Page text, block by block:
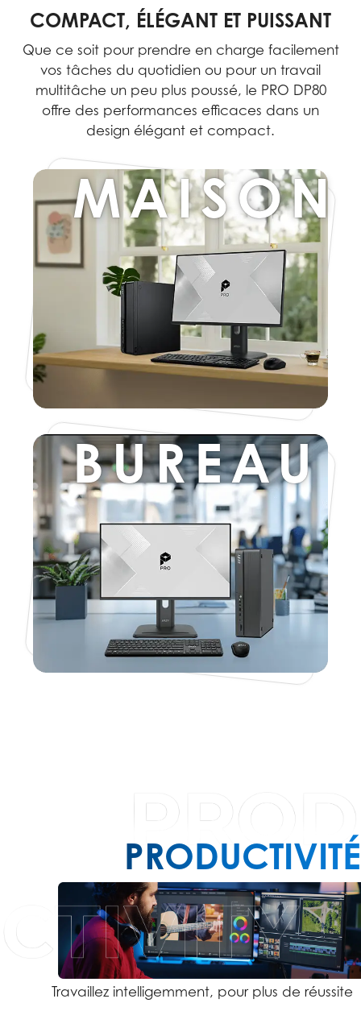
COMPACT, ÉLÉGANT ET PUISSANT
Que ce soit pour prendre en charge facilement
vos tâches du quotidien ou pour un travail
multitâche un peu plus poussé, le PRO DP80
offre des performances efficaces dans un
design élégant et compact.
MAISON
BUREAU
PRODUCTIVITÉ
Travaillez intelligemment, pour plus de réussite